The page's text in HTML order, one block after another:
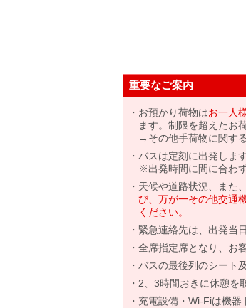
重要なご案内
お預かり荷物はお一人
ます。制限を超えたお
→その他手荷物に関す
バスは定刻に出発しま
※出発時間に間に合わ
天候や道路状況、また
び、万が一その他交通
ください。
緊急連絡先は、出発当
全席指定席となり、お
バスの最後列のシート
2、3時間おきに休憩を
充電設備・Wi-Fiは機